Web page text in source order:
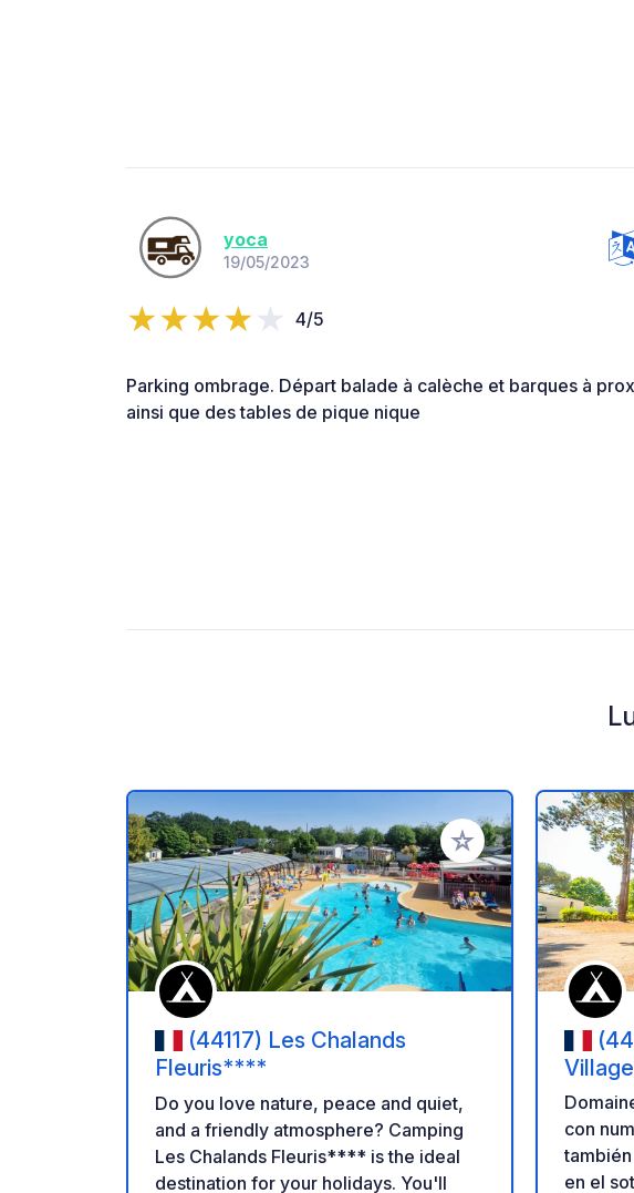
yoca
19/05/2023
4/5
Parking ombrage. Départ balade à calèche et barques à
ainsi que des tables de pique nique
Añadir a tus favoritos
(44117) Les Chalands
Fleuris****
Do you love nature, peace and quiet,
and a friendly atmosphere? Camping
Les Chalands Fleuris**** is the ideal
destination for your holidays. You'll
-
con
en el